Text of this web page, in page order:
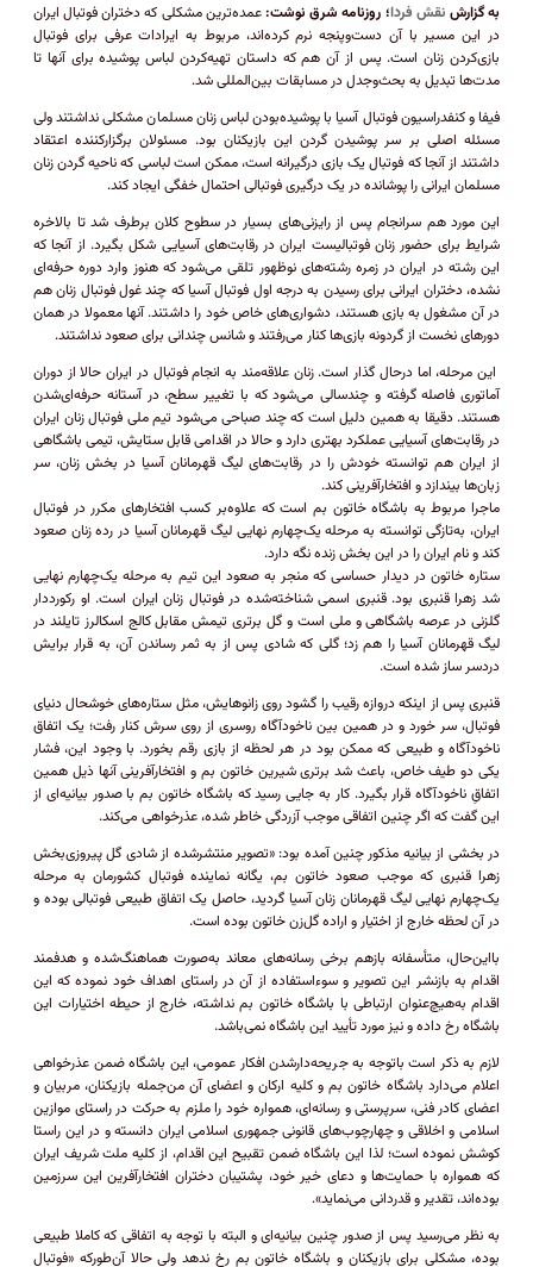
به گزارش نقش فردا؛ روزنامه شرق نوشت:عمده‌ترین مشکلی که دختران فوتبال ایران
در این مسیر با آن دست‌و‌پنجه نرم کرده‌اند، مربوط به ایرادات عرفی برای فوتبال
بازی‌کردن زنان است. پس از آن هم که داستان تهیه‌کردن لباس پوشیده برای آنها تا
مدت‌ها تبدیل به بحث‌وجدل در مسابقات بین‌المللی شد.
فیفا و کنفدراسیون فوتبال آسیا با پوشیده‌بودن لباس زنان مسلمان مشکلی نداشتند ولی
مسئله اصلی بر سر پوشیدن گردن این بازیکنان بود. مسئولان برگزار‌کننده اعتقاد
داشتند از آنجا که فوتبال یک بازی درگیرانه است، ممکن است لباسی که ناحیه گردن زنان
مسلمان ایرانی را پوشانده در یک درگیری فوتبالی احتمال خفگی ایجاد کند.
این مورد هم سرانجام پس از رایزنی‌های بسیار در سطوح کلان برطرف شد تا بالاخره
شرایط برای حضور زنان فوتبالیست ایران در رقابت‌های آسیایی شکل بگیرد. از آنجا که
این رشته در ایران در زمره رشته‌های نوظهور تلقی می‌شود که هنوز وارد دوره حرفه‌ای
نشده، دختران ایرانی برای رسیدن به درجه اول فوتبال آسیا که چند غول فوتبال زنان هم
در آن مشغول به بازی هستند، دشواری‌های خاص خود را داشتند. آنها معمولا در همان
دور‌های نخست از گردونه بازی‌ها کنار می‌رفتند و شانس چندانی برای صعود نداشتند.
این مرحله، اما در‌حال گذار است. زنان علاقه‌مند به انجام فوتبال در ایران حالا از دوران
آماتوری فاصله گرفته و چند‌سالی می‌شود که با تغییر سطح، در آستانه حرفه‌ای‌شدن
هستند. دقیقا به همین دلیل است که چند صباحی می‌شود تیم ملی فوتبال زنان ایران
در رقابت‌های آسیایی عملکرد بهتری دارد و حالا در اقدامی قابل ستایش، تیمی باشگاهی
از ایران هم توانسته خودش را در رقابت‌های لیگ قهرمانان آسیا در بخش زنان، سر
زبان‌ها بیندازد و افتخارآفرینی کند.
ماجرا مربوط به باشگاه خاتون بم است که علاوه‌بر کسب افتخار‌های مکرر در فوتبال
ایران، به‌تازگی توانسته به مرحله یک‌چهارم نهایی لیگ قهرمانان آسیا در رده زنان صعود
کند و نام ایران را در این بخش زنده نگه دارد.
ستاره خاتون در دیدار حساسی که منجر به صعود این تیم به مرحله یک‌چهارم نهایی
شد زهرا قنبری بود. قنبری اسمی شناخته‌شده در فوتبال زنان ایران است. او رکورددار
گلزنی در عرصه باشگاهی و ملی است و گل برتری تیمش مقابل کالج اسکالرز تایلند در
لیگ قهرمانان آسیا را هم زد؛ گلی که شادی پس از به ثمر رساندن آن، به قرار برایش
دردسر ساز شده است.
قنبری پس از اینکه دروازه رقیب را گشود روی زانوهایش، مثل ستاره‌های خوشحال دنیای
فوتبال، سر خورد و در همین بین ناخودآگاه روسری از روی سرش کنار رفت؛ یک اتفاق
ناخودآگاه و طبیعی که ممکن بود در هر لحظه از بازی رقم بخورد. با وجود این، فشار
یکی دو طیف خاص، باعث شد برتری شیرین خاتون بم و افتخارآفرینی آنها ذیل همین
اتفاقِ ناخودآگاه قرار بگیرد. کار به جایی رسید که باشگاه خاتون بم با صدور بیانیه‌ای از
این گفت که اگر چنین اتفاقی موجب آزردگی خاطر شده، عذرخواهی می‌کند.
در بخشی از بیانیه مذکور چنین آمده بود: «تصویر منتشرشده از شادی گل پیروزی‌بخش
زهرا قنبری که موجب صعود خاتون بم، یگانه نماینده فوتبال کشورمان به مرحله
یک‌چهارم نهایی لیگ قهرمانان زنان آسیا گردید، حاصل یک اتفاق طبیعی فوتبالی بوده و
در آن لحظه خارج از اختیار و اراده گل‌زن خاتون بوده است.
با‌این‌حال، متأسفانه بازهم برخی رسانه‌های معاند به‌صورت هماهنگ‌شده و هدفمند
اقدام به بازنشر این تصویر و سوء‌استفاده از آن در راستای اهداف خود نموده که این
اقدام به‌هیچ‌عنوان ارتباطی با باشگاه خاتون بم نداشته، خارج از حیطه اختیارات این
باشگاه رخ داده و نیز مورد تأیید این باشگاه نمی‌باشد.
لازم به ذکر است باتوجه به جریحه‌دارشدن افکار عمومی، این باشگاه ضمن عذرخواهی
اعلام می‌دارد باشگاه خاتون بم و کلیه ارکان و اعضای آن من‌جمله بازیکنان، مربیان و
اعضای کادر فنی، سرپرستی و رسانه‌ای، همواره خود را ملزم به حرکت در راستای موازین
اسلامی و اخلاقی و چهارچوب‌های قانونی جمهوری اسلامی ایران دانسته و در این راستا
کوشش نموده است؛ لذا این باشگاه ضمن تقبیح این اقدام، از کلیه ملت شریف ایران
که همواره با حمایت‌ها و دعای خیر خود، پشتیبان دختران افتخارآفرین این سرزمین
بوده‌اند، تقدیر و قدردانی می‌نماید».
به نظر می‌رسید پس از صدور چنین بیانیه‌ای و البته با توجه به اتفاقی که کاملا طبیعی
بوده، مشکلی برای بازیکنان و باشگاه خاتون بم رخ ندهد ولی حالا آن‌طورکه «فوتبال